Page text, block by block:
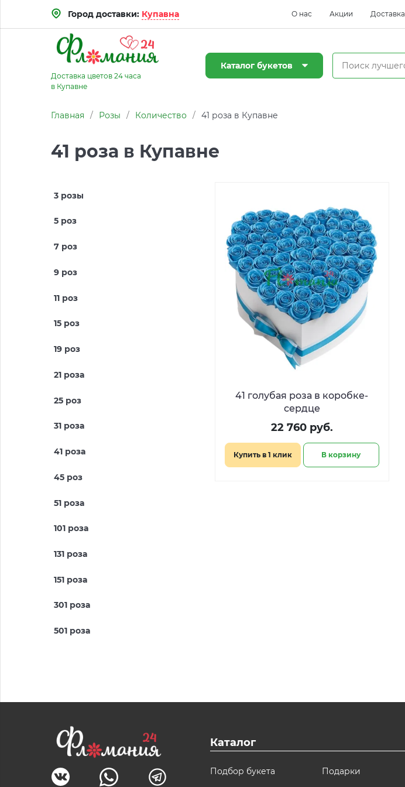
Город доставки: Купавна О нас Акции Доставка
Доставка цветов 24 часа
в Купавне
Каталог букетов
Главная / Розы / Количество / 41 роза в Купавне
41 роза в Купавне
3 розы
5 роз
7 роз
9 роз
11 роз
15 роз
19 роз
21 роза
25 роз
31 роза
41 роза
45 роз
51 роза
101 роза
131 роза
151 роза
301 роза
501 роза
41 голубая роза в коробке-
сердце
22 760 руб.
Купить в 1 клик В корзину
Каталог
Подбор букета
Подарки